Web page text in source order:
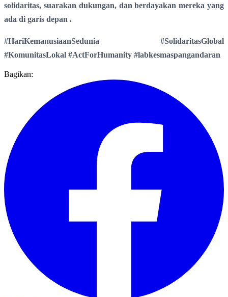
solidaritas, suarakan dukungan, dan berdayakan mereka yang
ada di garis depan .
#HariKemanusiaanSedunia #SolidaritasGlobal
#KomunitasLokal #ActForHumanity #labkesmaspangandaran
Bagikan: